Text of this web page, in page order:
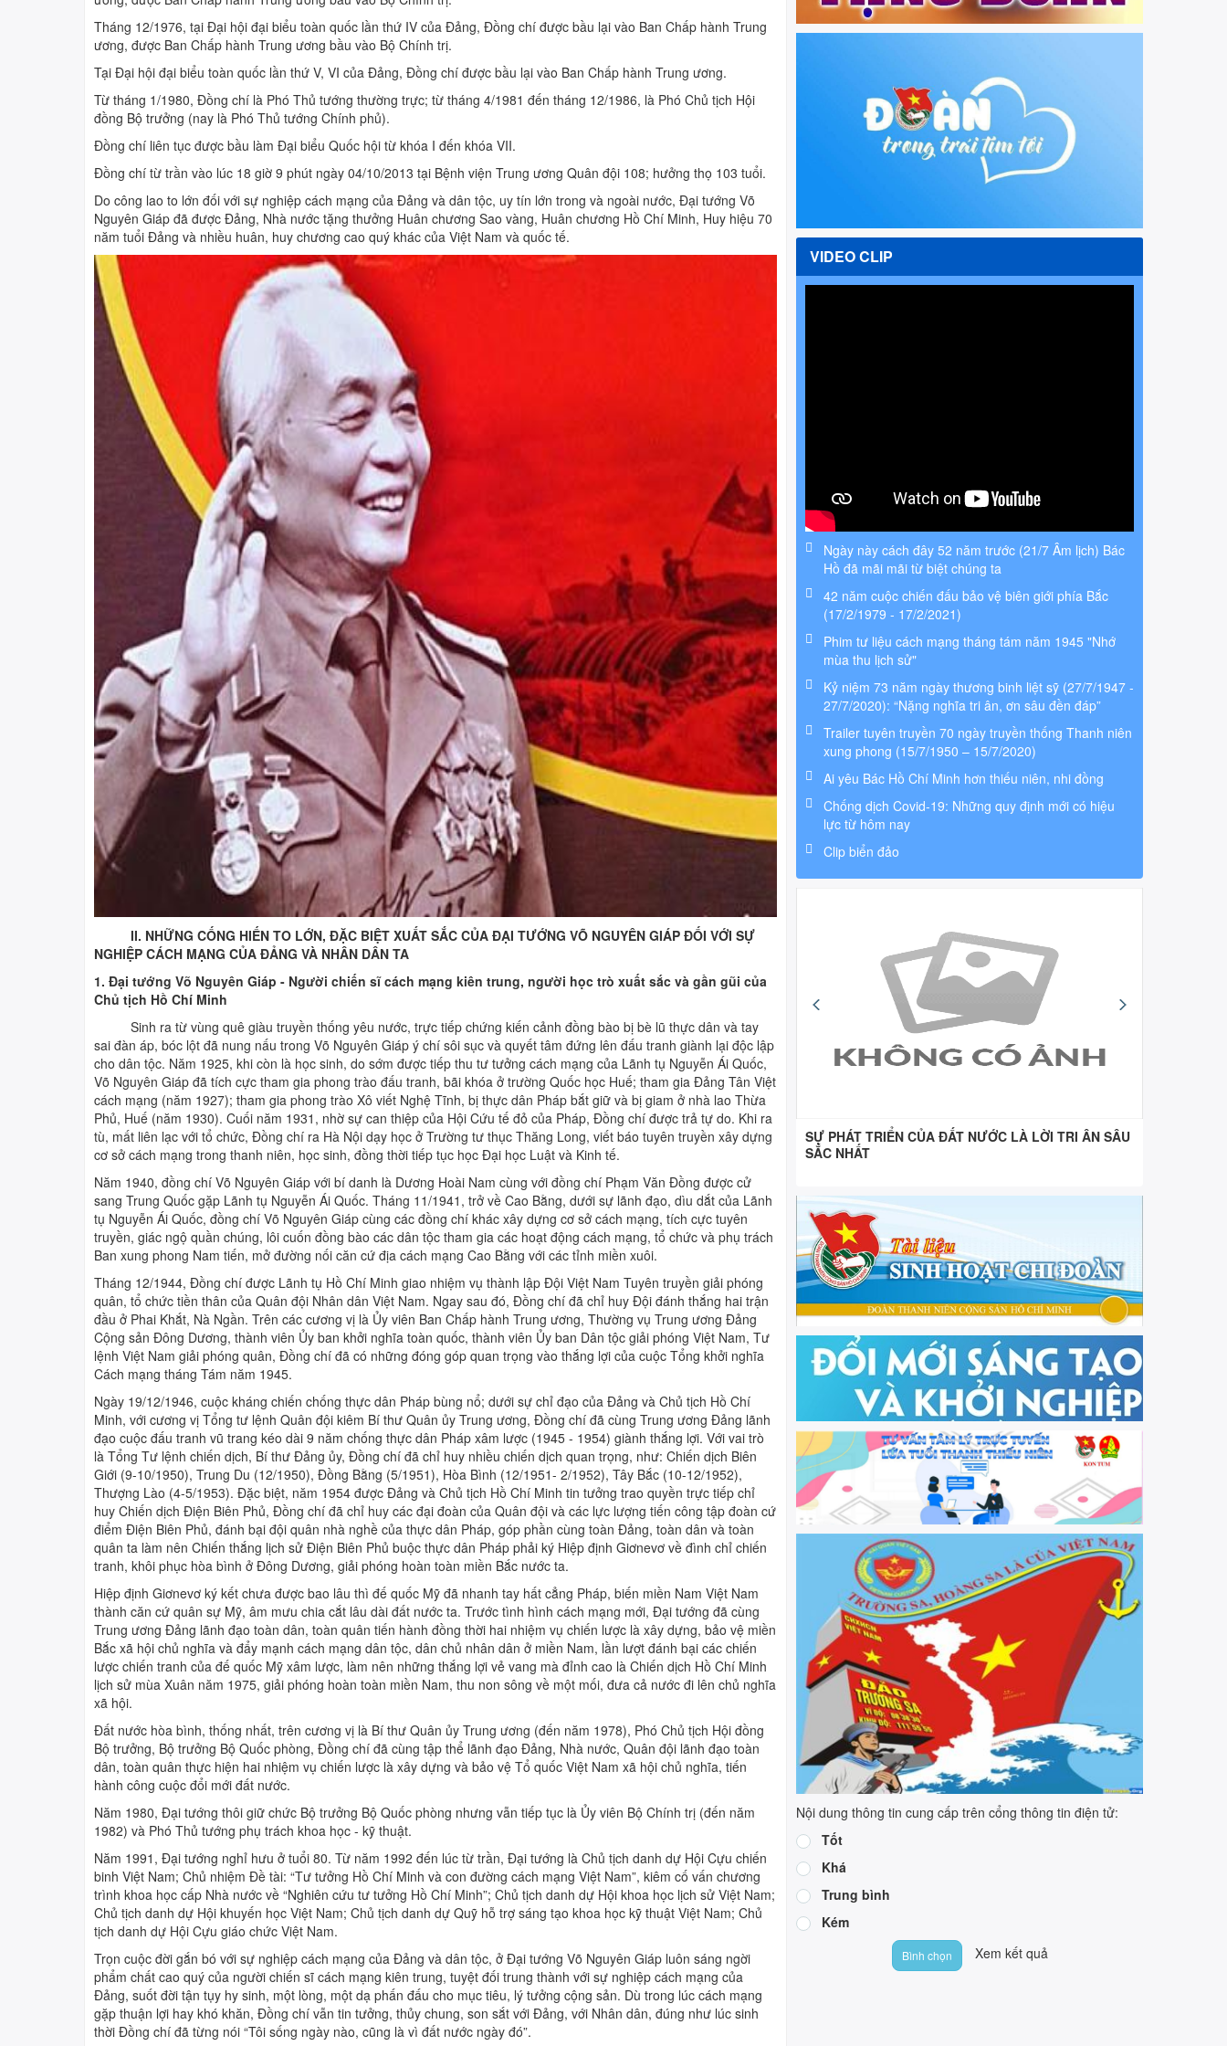
Tháng 12/1976, tại Đại hội đại biểu toàn quốc lần thứ IV của Đảng, Đồng chí được bầu lại vào Ban Chấp hành Trung
ương, được Ban Chấp hành Trung ương bầu vào Bộ Chính trị.
Tại Đại hội đại biểu toàn quốc lần thứ V, VI của Đảng, Đồng chí được bầu lại vào Ban Chấp hành Trung ương.
Từ tháng 1/1980, Đồng chí là Phó Thủ tướng thường trực; từ tháng 4/1981 đến tháng 12/1986, là Phó Chủ tịch Hội
đồng Bộ trưởng (nay là Phó Thủ tướng Chính phủ).
Đồng chí liên tục được bầu làm Đại biểu Quốc hội từ khóa I đến khóa VII.
Đồng chí từ trần vào lúc 18 giờ 9 phút ngày 04/10/2013 tại Bệnh viện Trung ương Quân đội 108; hưởng thọ 103 tuổi.
Do công lao to lớn đối với sự nghiệp cách mạng của Đảng và dân tộc, uy tín lớn trong và ngoài nước, Đại tướng Võ
Nguyên Giáp đã được Đảng, Nhà nước tặng thưởng Huân chương Sao vàng, Huân chương Hồ Chí Minh, Huy hiệu 70
năm tuổi Đảng và nhiều huân, huy chương cao quý khác của Việt Nam và quốc tế.
II. NHỮNG CỐNG HIẾN TO LỚN, ĐẶC BIỆT XUẤT SẮC CỦA ĐẠI TƯỚNG VÕ NGUYÊN GIÁP ĐỐI VỚI SỰ
NGHIỆP CÁCH MẠNG CỦA ĐẢNG VÀ NHÂN DÂN TA
1. Đại tướng Võ Nguyên Giáp - Người chiến sĩ cách mạng kiên trung, người học trò xuất sắc và gần gũi của
Chủ tịch Hồ Chí Minh
Sinh ra từ vùng quê giàu truyền thống yêu nước, trực tiếp chứng kiến cảnh đồng bào bị bè lũ thực dân và tay
sai đàn áp, bóc lột đã nung nấu trong Võ Nguyên Giáp ý chí sôi sục và quyết tâm đứng lên đấu tranh giành lại độc lập
cho dân tộc. Năm 1925, khi còn là học sinh, do sớm được tiếp thu tư tưởng cách mạng của Lãnh tụ Nguyễn Ái Quốc,
Võ Nguyên Giáp đã tích cực tham gia phong trào đấu tranh, bãi khóa ở trường Quốc học Huế; tham gia Đảng Tân Việt
cách mạng (năm 1927); tham gia phong trào Xô viết Nghệ Tĩnh, bị thực dân Pháp bắt giữ và bị giam ở nhà lao Thừa
Phủ, Huế (năm 1930). Cuối năm 1931, nhờ sự can thiệp của Hội Cứu tế đỏ của Pháp, Đồng chí được trả tự do. Khi ra
tù, mất liên lạc với tổ chức, Đồng chí ra Hà Nội dạy học ở Trường tư thục Thăng Long, viết báo tuyên truyền xây dựng
cơ sở cách mạng trong thanh niên, học sinh, đồng thời tiếp tục học Đại học Luật và Kinh tế.
Năm 1940, đồng chí Võ Nguyên Giáp với bí danh là Dương Hoài Nam cùng với đồng chí Phạm Văn Đồng được cử
sang Trung Quốc gặp Lãnh tụ Nguyễn Ái Quốc. Tháng 11/1941, trở về Cao Bằng, dưới sự lãnh đạo, dìu dắt của Lãnh
tụ Nguyễn Ái Quốc, đồng chí Võ Nguyên Giáp cùng các đồng chí khác xây dựng cơ sở cách mạng, tích cực tuyên
truyền, giác ngộ quần chúng, lôi cuốn đồng bào các dân tộc tham gia các hoạt động cách mạng, tổ chức và phụ trách
Ban xung phong Nam tiến, mở đường nối căn cứ địa cách mạng Cao Bằng với các tỉnh miền xuôi.
Tháng 12/1944, Đồng chí được Lãnh tụ Hồ Chí Minh giao nhiệm vụ thành lập Đội Việt Nam Tuyên truyền giải phóng
quân, tổ chức tiền thân của Quân đội Nhân dân Việt Nam. Ngay sau đó, Đồng chí đã chỉ huy Đội đánh thắng hai trận
đầu ở Phai Khắt, Nà Ngần. Trên các cương vị là Ủy viên Ban Chấp hành Trung ương, Thường vụ Trung ương Đảng
Cộng sản Đông Dương, thành viên Ủy ban khởi nghĩa toàn quốc, thành viên Ủy ban Dân tộc giải phóng Việt Nam, Tư
lệnh Việt Nam giải phóng quân, Đồng chí đã có những đóng góp quan trọng vào thắng lợi của cuộc Tổng khởi nghĩa
Cách mạng tháng Tám năm 1945.
Ngày 19/12/1946, cuộc kháng chiến chống thực dân Pháp bùng nổ; dưới sự chỉ đạo của Đảng và Chủ tịch Hồ Chí
Minh, với cương vị Tổng tư lệnh Quân đội kiêm Bí thư Quân ủy Trung ương, Đồng chí đã cùng Trung ương Đảng lãnh
đạo cuộc đấu tranh vũ trang kéo dài 9 năm chống thực dân Pháp xâm lược (1945 - 1954) giành thắng lợi. Với vai trò
là Tổng Tư lệnh chiến dịch, Bí thư Đảng ủy, Đồng chí đã chỉ huy nhiều chiến dịch quan trọng, như: Chiến dịch Biên
Giới (9-10/1950), Trung Du (12/1950), Đồng Bằng (5/1951), Hòa Bình (12/1951- 2/1952), Tây Bắc (10-12/1952),
Thượng Lào (4-5/1953). Đặc biệt, năm 1954 được Đảng và Chủ tịch Hồ Chí Minh tin tưởng trao quyền trực tiếp chỉ
huy Chiến dịch Điện Biên Phủ, Đồng chí đã chỉ huy các đại đoàn của Quân đội và các lực lượng tiến công tập đoàn cứ
điểm Điện Biên Phủ, đánh bại đội quân nhà nghề của thực dân Pháp, góp phần cùng toàn Đảng, toàn dân và toàn
quân ta làm nên Chiến thắng lịch sử Điện Biên Phủ buộc thực dân Pháp phải ký Hiệp định Giơnevơ về đình chỉ chiến
tranh, khôi phục hòa bình ở Đông Dương, giải phóng hoàn toàn miền Bắc nước ta.
Hiệp định Giơnevơ ký kết chưa được bao lâu thì đế quốc Mỹ đã nhanh tay hất cẳng Pháp, biến miền Nam Việt Nam
thành căn cứ quân sự Mỹ, âm mưu chia cắt lâu dài đất nước ta. Trước tình hình cách mạng mới, Đại tướng đã cùng
Trung ương Đảng lãnh đạo toàn dân, toàn quân tiến hành đồng thời hai nhiệm vụ chiến lược là xây dựng, bảo vệ miền
Bắc xã hội chủ nghĩa và đẩy mạnh cách mạng dân tộc, dân chủ nhân dân ở miền Nam, lần lượt đánh bại các chiến
lược chiến tranh của đế quốc Mỹ xâm lược, làm nên những thắng lợi vẻ vang mà đỉnh cao là Chiến dịch Hồ Chí Minh
lịch sử mùa Xuân năm 1975, giải phóng hoàn toàn miền Nam, thu non sông về một mối, đưa cả nước đi lên chủ nghĩa
xã hội.
Đất nước hòa bình, thống nhất, trên cương vị là Bí thư Quân ủy Trung ương (đến năm 1978), Phó Chủ tịch Hội đồng
Bộ trưởng, Bộ trưởng Bộ Quốc phòng, Đồng chí đã cùng tập thể lãnh đạo Đảng, Nhà nước, Quân đội lãnh đạo toàn
dân, toàn quân thực hiện hai nhiệm vụ chiến lược là xây dựng và bảo vệ Tổ quốc Việt Nam xã hội chủ nghĩa, tiến
hành công cuộc đổi mới đất nước.
Năm 1980, Đại tướng thôi giữ chức Bộ trưởng Bộ Quốc phòng nhưng vẫn tiếp tục là Ủy viên Bộ Chính trị (đến năm
1982) và Phó Thủ tướng phụ trách khoa học - kỹ thuật.
Năm 1991, Đại tướng nghỉ hưu ở tuổi 80. Từ năm 1992 đến lúc từ trần, Đại tướng là Chủ tịch danh dự Hội Cựu chiến
binh Việt Nam; Chủ nhiệm Đề tài: “Tư tưởng Hồ Chí Minh và con đường cách mạng Việt Nam”, kiêm cố vấn chương
trình khoa học cấp Nhà nước về “Nghiên cứu tư tưởng Hồ Chí Minh”; Chủ tịch danh dự Hội khoa học lịch sử Việt Nam;
Chủ tịch danh dự Hội khuyến học Việt Nam; Chủ tịch danh dự Quỹ hỗ trợ sáng tạo khoa học kỹ thuật Việt Nam; Chủ
tịch danh dự Hội Cựu giáo chức Việt Nam.
Trọn cuộc đời gắn bó với sự nghiệp cách mạng của Đảng và dân tộc, ở Đại tướng Võ Nguyên Giáp luôn sáng ngời
phẩm chất cao quý của người chiến sĩ cách mạng kiên trung, tuyệt đối trung thành với sự nghiệp cách mạng của
Đảng, suốt đời tận tụy hy sinh, một lòng, một dạ phấn đấu cho mục tiêu, lý tưởng cộng sản. Dù trong lúc cách mạng
gặp thuận lợi hay khó khăn, Đồng chí vẫn tin tưởng, thủy chung, son sắt với Đảng, với Nhân dân, đúng như lúc sinh
thời Đồng chí đã từng nói “Tôi sống ngày nào, cũng là vì đất nước ngày đó”.
VIDEO CLIP
Ngày này cách đây 52 năm trước (21/7 Âm lịch) Bác
Hồ đã mãi mãi từ biệt chúng ta
42 năm cuộc chiến đấu bảo vệ biên giới phía Bắc
(17/2/1979 - 17/2/2021)
Phim tư liệu cách mạng tháng tám năm 1945 "Nhớ
mùa thu lịch sử"
Kỷ niệm 73 năm ngày thương binh liệt sỹ (27/7/1947 -
27/7/2020): “Nặng nghĩa tri ân, ơn sâu đền đáp”
Trailer tuyên truyền 70 ngày truyền thống Thanh niên
xung phong (15/7/1950 – 15/7/2020)
Ai yêu Bác Hồ Chí Minh hơn thiếu niên, nhi đồng
Chống dịch Covid-19: Những quy định mới có hiệu
lực từ hôm nay
Clip biển đảo
Một Tết Trung thu "không rước đèn, không múa
lân... nhưng đầy ý nghĩa và thiết thực"
ĐOÀN XÃ MƯỜNG KIM THỰC HIỆN PHONG TRÀO
BÌNH DÂN HỌC VỤ SỐ
SỰ PHÁT TRIỂN CỦA ĐẤT NƯỚC LÀ LỜI TRI ÂN SÂU
SẮC NHẤT
Nội dung thông tin cung cấp trên cổng thông tin điện tử:
Tốt
Khá
Trung bình
Kém
Bình chọn Xem kết quả